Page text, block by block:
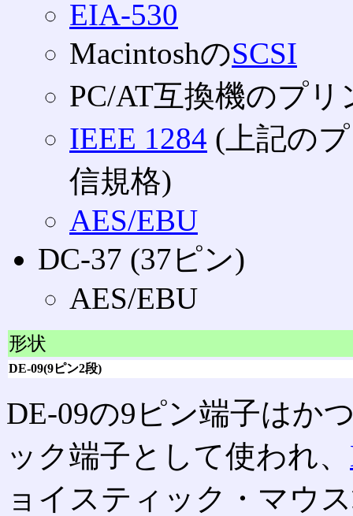
EIA-530
MacintoshのSCSI
PC/AT互換機のプ
IEEE 1284 (上記の
信規格)
AES/EBU
DC-37 (37ピン)
AES/EBU
形状
DE-09(9ピン2段)
DE-09の9ピン端子はか
ック端子として使われ、
ョイスティック・マウ